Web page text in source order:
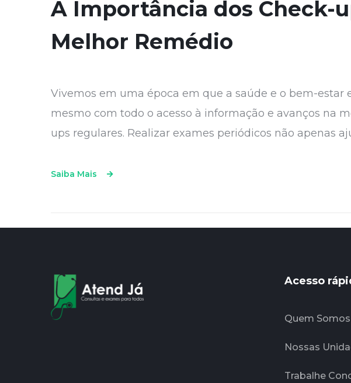
A Importância dos Check-
Melhor Remédio
Vivemos em uma época em que a saúde e o bem-estar
mesmo com todo o acesso à informação e avanços na
ups regulares. Realizar exames periódicos não apenas
Saiba Mais
Acesso
Quem Somos
Nossas
Trabalhe